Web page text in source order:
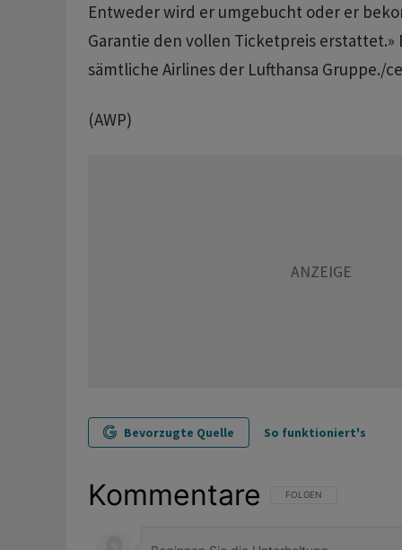
Entweder wird er umgebucht oder er
Garantie den vollen Ticketpreis erstattet.»
sämtliche Airlines der Lufthansa Gruppe./
(AWP)
Bevorzugte Quelle So funktioniert's
Kommentare FOLGE DIESER
FOLGEN